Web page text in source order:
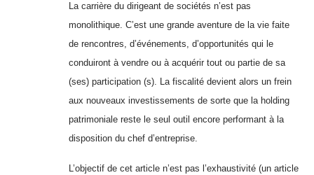
La carrière du dirigeant de sociétés n’est pas
monolithique. C’est une grande aventure de la vie faite
de rencontres, d’événements, d’opportunités qui le
conduiront à vendre ou à acquérir tout ou partie de sa
(ses) participation (s). La fiscalité devient alors un frein
aux nouveaux investissements de sorte que la holding
patrimoniale reste le seul outil encore performant à la
disposition du chef d’entreprise.
L’objectif de cet article n’est pas l’exhaustivité (un article